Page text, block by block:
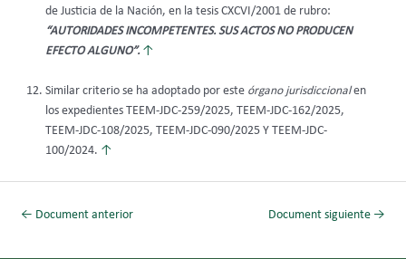
de Justicia de la Nación, en la tesis CXCVI/2001 de rubro:
“AUTORIDADES INCOMPETENTES. SUS ACTOS NO PRODUCEN
EFECTO ALGUNO”. ↑
Similar criterio se ha adoptado por este órgano jurisdiccionalen
los expedientes TEEM-JDC-259/2025, TEEM-JDC-162/2025,
TEEM-JDC-108/2025, TEEM-JDC-090/2025 Y TEEM-JDC-
100/2024. ↑
← Document anterior Document siguiente →